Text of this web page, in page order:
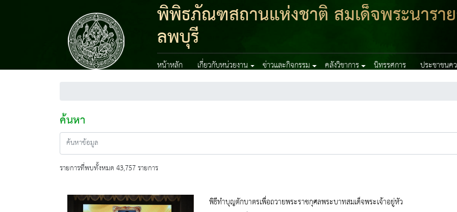
พิพิธภัณฑสถานแห่งชาติ สมเด็จพระนาร
ลพบุรี
หน้าหลัก เกี่ยวกับหน่วยงาน ข่าวและกิจกรรม คลังวิชาการ นิทรรศการ ประชาชนค
ค้นหา
รายการที่พบทั้งหมด 43,757 รายการ
พิธีทำบุญตักบาตรเพื่อถวายพระราชกุศลพระบาทสมเด็จพระเจ้าอยู่หัว